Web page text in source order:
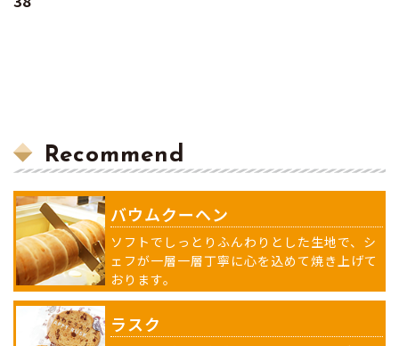
Recommend
バウムクーヘン
ソフトでしっとりふんわりとした生地で、シ
ェフが一層一層丁寧に心を込めて焼き上げて
おります。
ラスク